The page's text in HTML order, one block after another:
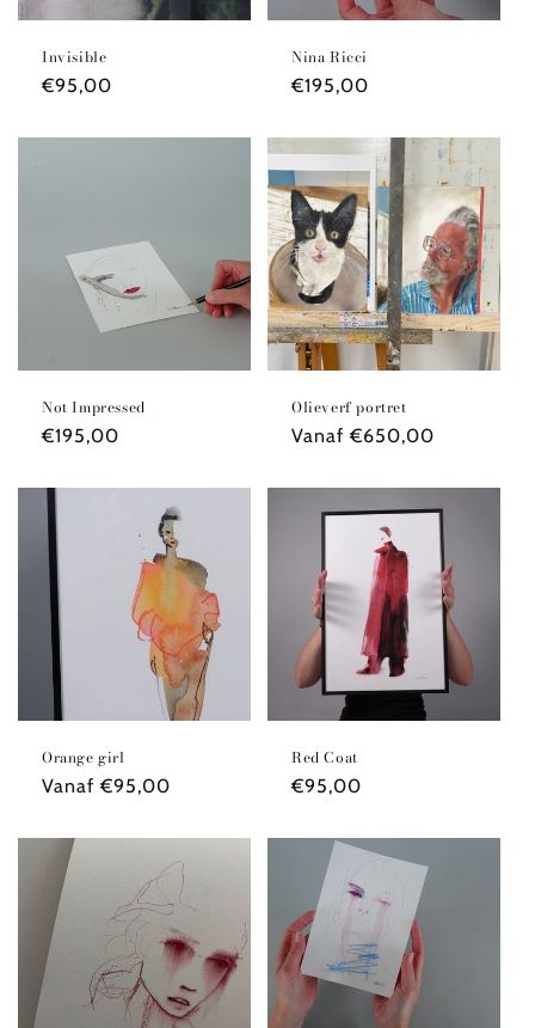
Invisible
Normale
€95,00
Nina Ricci
Normale
€195,00
Not Impressed
Normale
€195,00
Olieverf portret
Normale
Vanaf €650,00
Orange girl
Normale
Vanaf €95,00
Red Coat
Normale
€95,00